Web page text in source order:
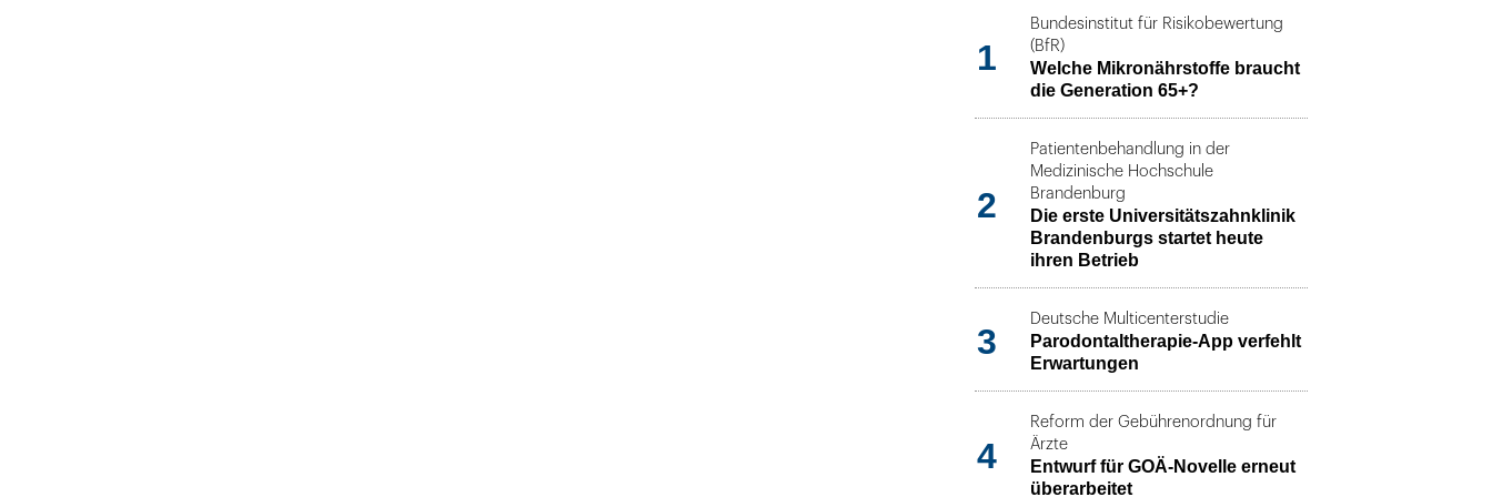
1
Bundesinstitut für Risikobewertung
(BfR)
Welche Mikronährstoffe braucht
die Generation 65+?
2
Patientenbehandlung in der
Medizinische Hochschule
Brandenburg
Die erste Universitätszahnklinik
Brandenburgs startet heute
ihren Betrieb
3
Deutsche Multicenterstudie
Parodontaltherapie-App verfehlt
Erwartungen
4
Reform der Gebührenordnung für
Ärzte
Entwurf für GOÄ-Novelle erneut
überarbeitet